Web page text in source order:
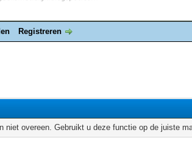
Registreren
niet overeen. Gebruikt u deze functie op de juiste